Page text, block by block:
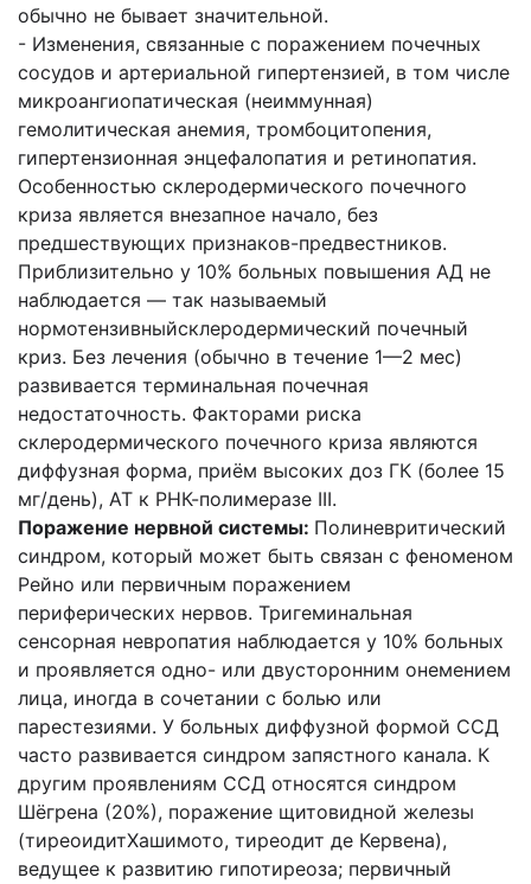
обычно не бывает значительной.
- Изменения, связанные с поражением почечных
сосудов и артериальной гипертензией, в том числе
микроангиопатическая (неиммунная)
гемолитическая анемия, тромбоцитопения,
гипертензионная энцефалопатия и ретинопатия.
Особенностью склеродермического почечного
криза является внезапное начало, без
предшествующих признаков-предвестников.
Приблизительно у 10% больных повышения АД не
наблюдается — так называемый
нормотензивныйсклеродермический почечный
криз. Без лечения (обычно в течение 1—2 мес)
развивается терминальная почечная
недостаточность. Факторами риска
склеродермического почечного криза являются
диффузная форма, приём высоких доз ГК (более 15
мг/день), AT к РНК-полимеразе III.
Поражение нервной системы: Полиневритический
синдром, который может быть связан с феноменом
Рейно или первичным поражением
периферических нервов. Тригеминальная
сенсорная невропатия наблюдается у 10% больных
и проявляется одно- или двусторонним онемением
лица, иногда в сочетании с болью или
парестезиями. У больных диффузной формой ССД
часто развивается синдром запястного канала. К
другим проявлениям ССД относятся синдром
Шёгрена (20%), поражение щитовидной железы
(тиреоидитХашимото, тиреодит де Кервена),
ведущее к развитию гипотиреоза; первичный